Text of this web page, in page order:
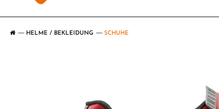
HELME / BEKLEIDUNG SCHUHE